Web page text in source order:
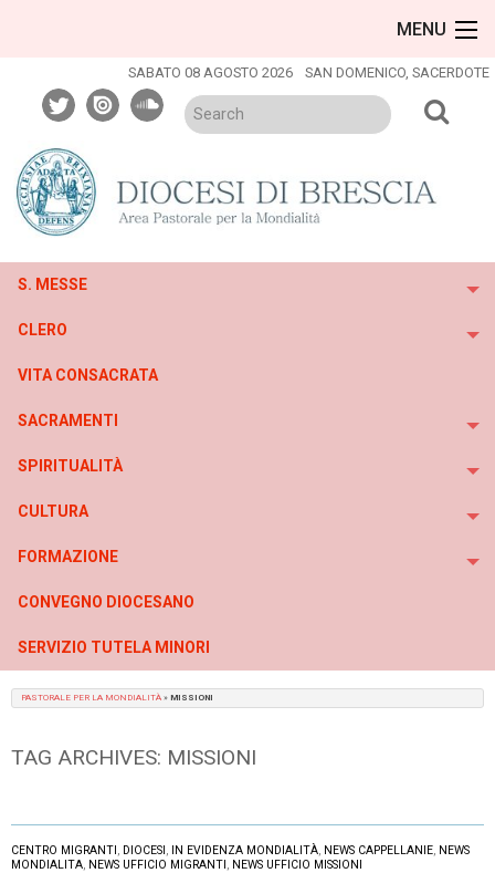
MENU
SABATO 08 AGOSTO 2026 SAN DOMENICO, SACERDOTE
twitterissuusoundcloud
S. MESSE
CLERO
VITA CONSACRATA
SACRAMENTI
SPIRITUALITÀ
CULTURA
FORMAZIONE
CONVEGNO DIOCESANO
SERVIZIO TUTELA MINORI
PASTORALE PER LA MONDIALITÀ » MISSIONI
TAG ARCHIVES: MISSIONI
CENTRO MIGRANTI DIOCESI IN EVIDENZA MONDIALITÀ NEWS CAPPELLANIE NEWS
MONDIALITA NEWS UFFICIO MIGRANTI NEWS UFFICIO MISSIONI